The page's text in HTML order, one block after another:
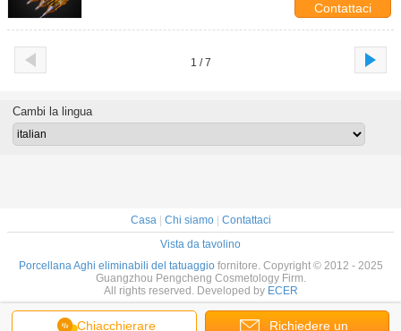
Contattaci
1 / 7
Chiacchierare Richiedere un
Cambi la lingua
Casa| Chi siamo| Contattaci
Vista da tavolino
Porcellana Aghi eliminabili del tatuaggiofornitore. Copyright © 2012 - 2025
Guangzhou Pengcheng Cosmetology Firm.
All rights reserved. Developed by ECER